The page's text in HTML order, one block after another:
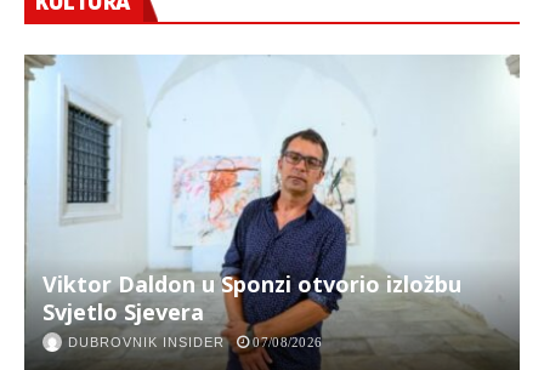
Viktor Daldon u Sponzi otvorio izložbu
Svjetlo Sjevera
DUBROVNIK INSIDER 07/08/2026